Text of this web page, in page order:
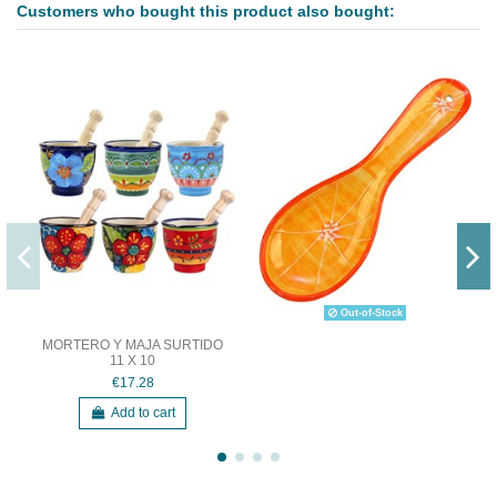
Customers who bought this product also bought:
MORTERO Y MAJA SURTIDO
11 X 10
€17.28
Add to cart
Out-of-Stock